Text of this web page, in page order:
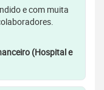
e com muita
(Hospital e